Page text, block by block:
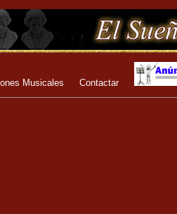
Musicales Contactar